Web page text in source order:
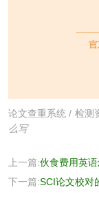
论文查重系统 / 检测
么写
上一篇:伙食费用英
下一篇:SCI论文校对